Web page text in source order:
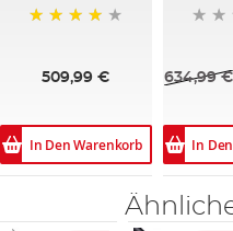
509,99 €
In Den Warenkorb
634,99 €
In